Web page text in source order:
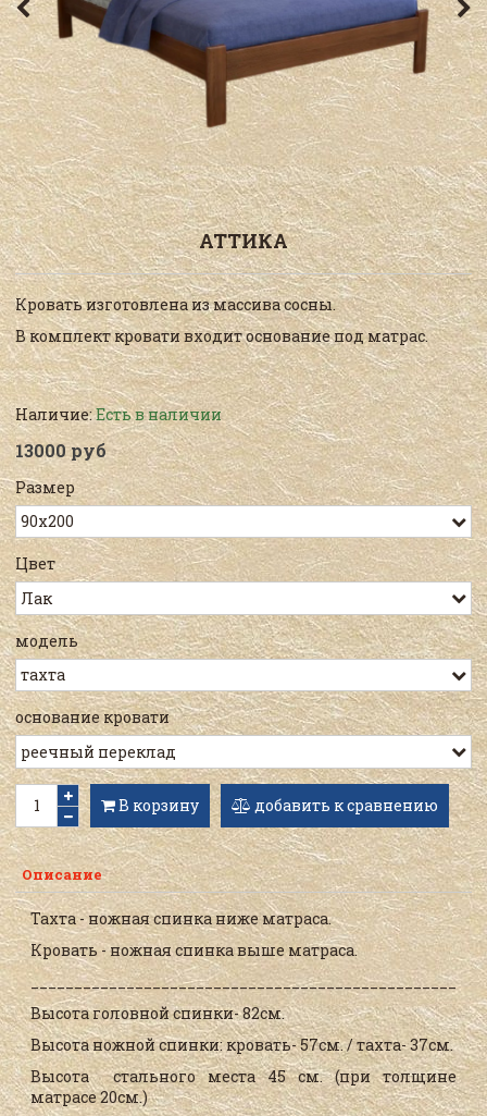
АТТИКА
Кровать изготовлена из массива сосны.
В комплект кровати входит основание под матрас.
Наличие:Есть в наличии
13000 руб
Размер
Цвет
модель
основание кровати
В корзину добавить к сравнению
Описание
Тахта - ножная спинка ниже матраса.
Кровать - ножная спинка выше матраса.
Высота головной спинки- 82см.
Высота ножной спинки: кровать- 57см. / тахта- 37см.
Высота стального места 45 см. (при толщине
матрасе 20см.)